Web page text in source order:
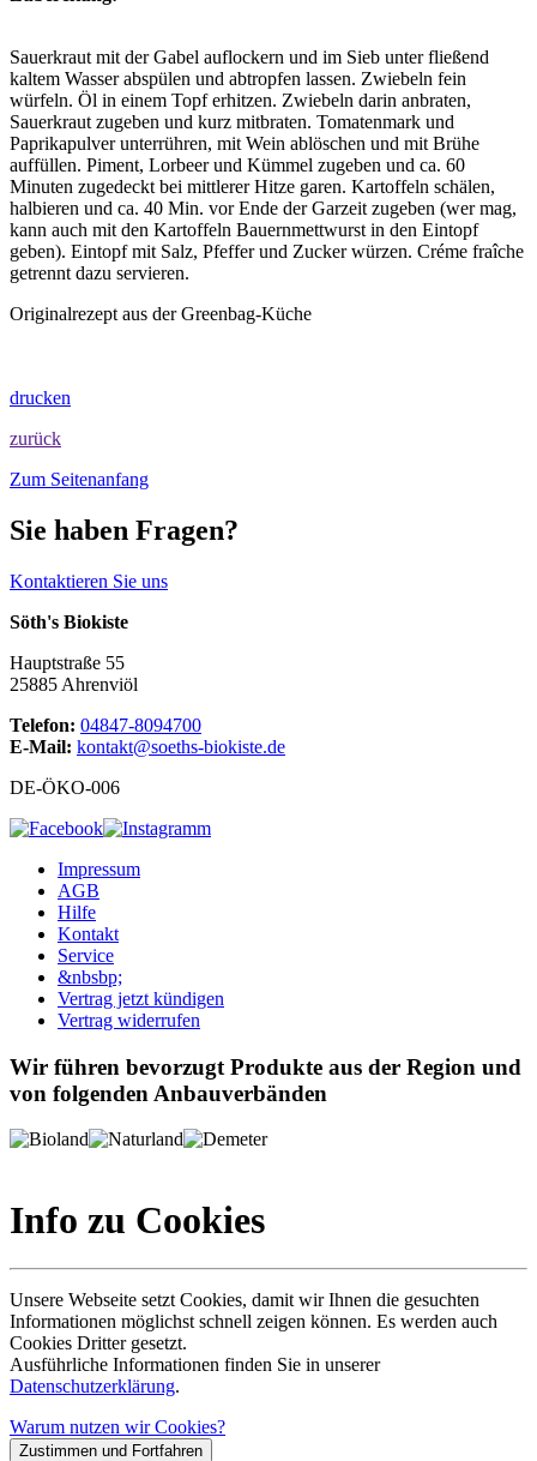
Sauerkraut mit der Gabel auflockern und im Sieb unter fließend
kaltem Wasser abspülen und abtropfen lassen. Zwiebeln fein
würfeln. Öl in einem Topf erhitzen. Zwiebeln darin anbraten,
Sauerkraut zugeben und kurz mitbraten. Tomatenmark und
Paprikapulver unterrühren, mit Wein ablöschen und mit Brühe
auffüllen. Piment, Lorbeer und Kümmel zugeben und ca. 60
Minuten zugedeckt bei mittlerer Hitze garen. Kartoffeln schälen,
halbieren und ca. 40 Min. vor Ende der Garzeit zugeben (wer mag,
kann auch mit den Kartoffeln Bauernmettwurst in den Eintopf
geben). Eintopf mit Salz, Pfeffer und Zucker würzen. Créme fraîche
getrennt dazu servieren.
Originalrezept aus der Greenbag-Küche
drucken
zurück
Zum Seitenanfang
Sie haben Fragen?
Kontaktieren Sie uns
Söth's Biokiste
Hauptstraße 55
25885 Ahrenviöl
Telefon: 04847-8094700
E-Mail: kontakt@soeths-biokiste.de
DE-ÖKO-006
Impressum
AGB
Hilfe
Kontakt
Service
&nbsbp;
Vertrag jetzt kündigen
Vertrag widerrufen
Wir führen bevorzugt Produkte aus der Region und
von folgenden Anbauverbänden
Info zu Cookies
Unsere Webseite setzt Cookies, damit wir Ihnen die gesuchten
Informationen möglichst schnell zeigen können. Es werden auch
Cookies Dritter gesetzt.
Ausführliche Informationen finden Sie in unserer
Datenschutzerklärung.
Warum nutzen wir Cookies?